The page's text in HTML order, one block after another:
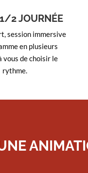
2 JOURNÉE
session immersive
en plusieurs
vous de choisir le
rythme.